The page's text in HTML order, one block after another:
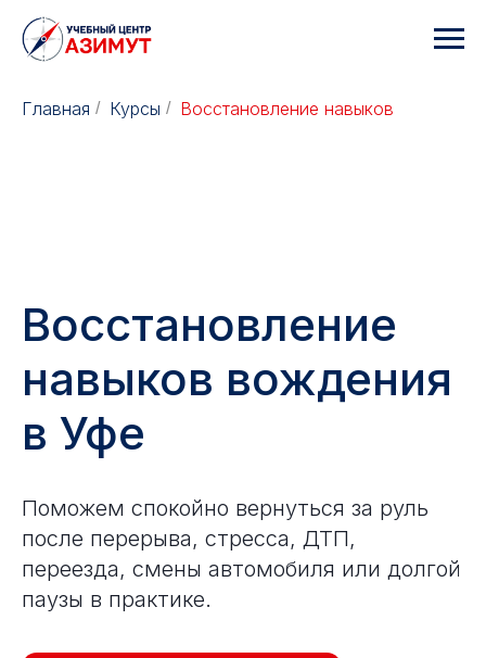
Главная / Курсы / Восстановление навыков
Восстановление
навыков вождения
в Уфе
Поможем спокойно вернуться за руль
после перерыва, стресса, ДТП,
переезда, смены автомобиля или долгой
паузы в практике.